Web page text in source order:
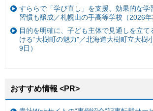
すららで「学び直し」を支援、効果的な学
習慣も醸成／札幌山の手高等学校（2026年
目的を明確に、子ども主体で見通しを立
ける“大樹町の魅力”／北海道大樹町立大樹
9日）
おすすめ情報 <PR>